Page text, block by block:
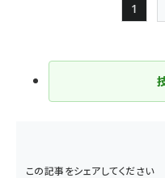
Page
1
この記事をシェアしてください